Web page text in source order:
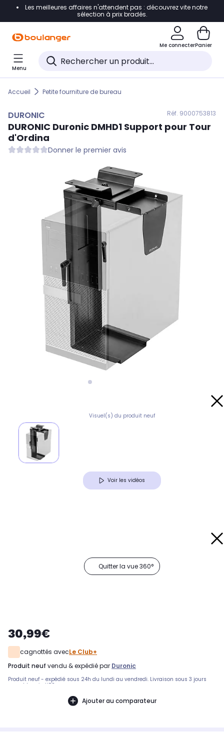
Accéder directement à la navigation
Accéder directement au pied de page
Accéder directement au chatbot
Les meilleures affaires n'attendent pas : découvrez vite notre
sélection à prix bradés.
Me connecterPanier
Menu
Accueil Petite fourniture de bureau
DURONIC Réf. 9000753813
DURONIC Duronic DMHD1 Support pour Tour
d'Ordina
Donner le premier avis
Visuel(s) du produit neuf
Voir les vidéos
Quitter la vue 360°
30,99€
cagnottés avecLe Club+
produit neuf vendu & expédié par Duronic
Produit neuf - expédié sous 24h du lundi au vendredi. Livraison sous 3 jours
ouvrables via UPS.
Ajouter au comparateur